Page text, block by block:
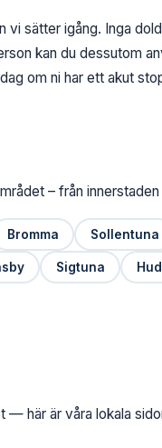
vi sätter igång. Inga
kan du dessutom
om ni har ett akut
– från
Bromma Sollentuna
Sigtuna
— här är våra lokala